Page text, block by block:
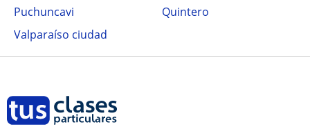
Puchuncavi
Quintero
Valparaíso ciudad